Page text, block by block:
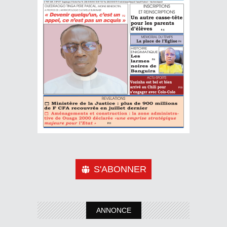
S'ABONNER
ANNONCE